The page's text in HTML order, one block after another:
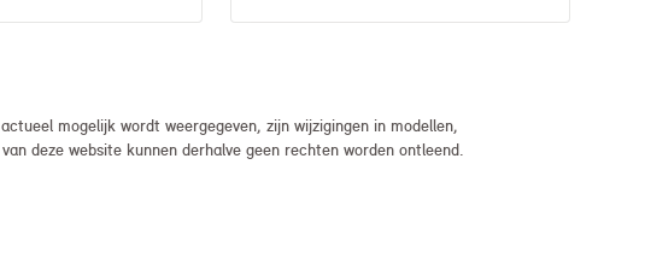
mogelijk wordt weergegeven, zijn wijzigingen in modellen,
deze website kunnen derhalve geen rechten worden ontleend.